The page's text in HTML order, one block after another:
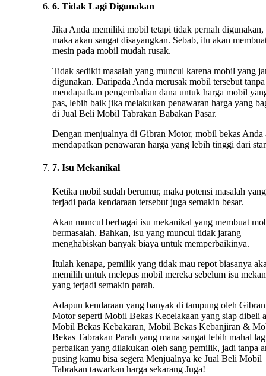
6. Tidak Lagi Digunakan
Jika Anda memiliki mobil tetapi tidak pernah digunakan,
maka akan sangat disayangkan. Sebab, itu akan
mesin pada mobil mudah rusak.
Tidak sedikit masalah yang muncul karena mobil yang
digunakan. Daripada Anda merusak mobil tersebut tanpa
mendapatkan pengembalian dana untuk harga mobil
pas, lebih baik jika melakukan penawaran harga yang
di Jual Beli Mobil Tabrakan Babakan Pasar.
Dengan menjualnya di Gibran Motor, mobil bekas Anda
mendapatkan penawaran harga yang lebih tinggi dari
7. Isu Mekanikal
Ketika mobil sudah berumur, maka potensi masalah yang
terjadi pada kendaraan tersebut juga semakin besar.
Akan muncul berbagai isu mekanikal yang membuat
bermasalah. Bahkan, isu yang muncul tidak jarang
menghabiskan banyak biaya untuk memperbaikinya.
Itulah kenapa, pemilik yang tidak mau repot biasanya
memilih untuk melepas mobil mereka sebelum isu
yang terjadi semakin parah.
Adapun kendaraan yang banyak di tampung oleh Gibran
Motor seperti Mobil Bekas Kecelakaan yang siap dibeli
Mobil Bekas Kebakaran, Mobil Bekas Kebanjiran &
Bekas Tabrakan Parah yang mana sangat lebih mahal
perbaikan yang dilakukan oleh sang pemilik, jadi tanpa
pusing kamu bisa segera Menjualnya ke Jual Beli Mobil
Tabrakan tawarkan harga sekarang Juga!